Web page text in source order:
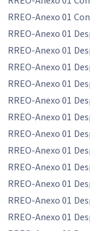
RREO-Anexo 01
RREO-Anexo 01
RREO-Anexo 01
RREO-Anexo 01
RREO-Anexo 01
RREO-Anexo 01
RREO-Anexo 01
RREO-Anexo 01
RREO-Anexo 01
RREO-Anexo 01
RREO-Anexo 01
RREO-Anexo 01
RREO-Anexo 01